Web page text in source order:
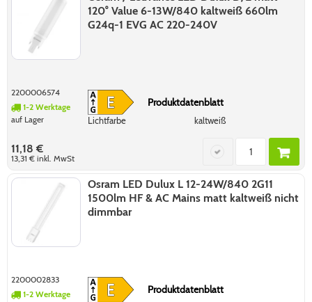
120° Value 6-13W/840 kaltweiß 660lm
G24q-1 EVG AC 220-240V
2200006574
1-2 Werktage
auf Lager
Produktdatenblatt
Lichtfarbe kaltweiß
11,18 €
13,31 €inkl. MwSt
Osram LED Dulux L 12-24W/840 2G11
1500lm HF & AC Mains matt kaltweiß nicht
dimmbar
2200002833
1-2 Werktage
Produktdatenblatt